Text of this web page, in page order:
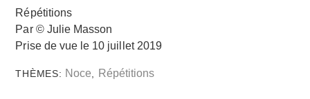
Répétitions
Par © Julie Masson
Prise de vue le 10 juillet 2019
THÈMES: Noce Répétitions